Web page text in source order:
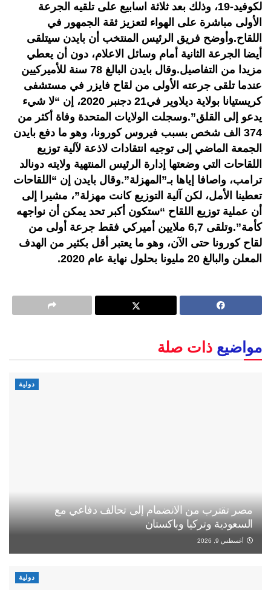
لكوفيد-19، وذلك بعد ثلاثة اسابيع على تلقيه الجرعة
الأولى مباشرة على الهواء لتعزيز ثقة الجمهور في
اللقاح.وأوضح فريق الرئيس المنتخب أن بايدن سيتلقى
أيضا الجرعة الثانية أمام وسائل الاعلام، دون أن يعطي
مزيدا من التفاصيل.وقال بايدن البالغ 78 سنة للأميركيين
عندما تلقى جرعته الأولى من لقاح فايزر في مستشفى
كريستيانا بولاية ديلاوير في21 دجنبر 2020، إن “لا شيء
يدعو إلى القلق”.وسجلت الولايات المتحدة وفاة أكثر من
374 الف شخص بسبب فيروس كورونا، وهو ما دفع بايدن
الجمعة الماضي إلى توجيه انتقادات لاذعة لآلية توزيع
اللقاحات التي وضعتها إدارة الرئيس المنتهية ولايته دونالد
ترامب، واصافا إياها بـ”المهزلة”.وقال بايدن إن “اللقاحات
تعطينا الأمل، لكن آلية التوزيع كانت مهزلة”، مشيرا إلى
أن عملية توزيع اللقاح “ستكون أكبر تحد يمكن أن نواجهه
كأمة”.وتلقى 6,7 ملايين أميركي فقط جرعة أولى من
لقاح كورونا حتى الآن، وهو ما يعتبر أقل بكثير من الهدف
المعلن والبالغ 20 مليونا بحلول نهاية عام 2020.
مواضيع ذات صلة
دولية
مصر تقترب من الانضمام إلى تحالف دفاعي مع
السعودية وتركيا وباكستان
أغسطس 9, 2026
دولية